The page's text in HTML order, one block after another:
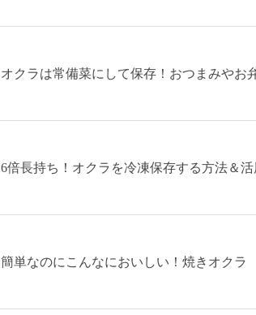
オクラは常備菜にして保存！おつまみやお
6倍長持ち！オクラを冷凍保存する方法＆
簡単なのにこんなにおいしい！焼きオクラ